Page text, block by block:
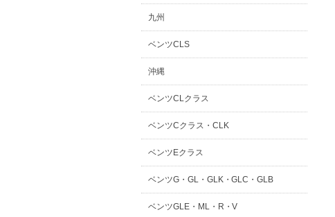
九州
ベンツCLS
沖縄
ベンツCLクラス
ベンツCクラス・CLK
ベンツEクラス
ベンツG・GL・GLK・GLC・GLB
ベンツGLE・ML・R・V